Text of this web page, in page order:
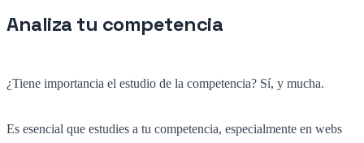
Analiza tu competencia
¿Tiene importancia el estudio de la competencia? Sí, y mucha.
Es esencial que estudies a tu competencia, especialmente en webs